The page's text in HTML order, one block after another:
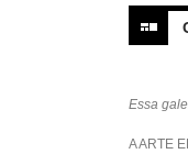
Essa
A ARTE